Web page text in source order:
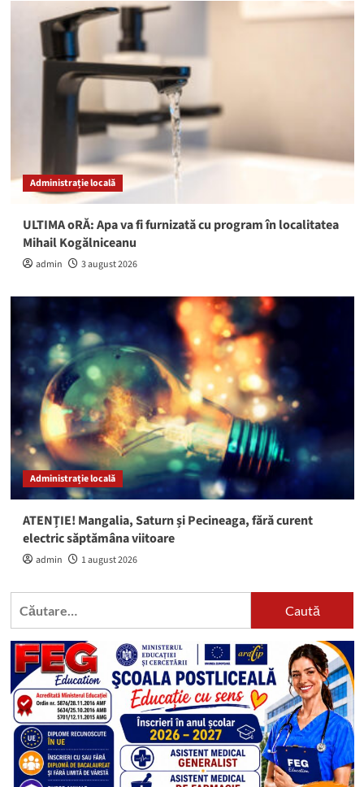
Administrație locală
ULTIMA oRĂ: Apa va fi furnizată cu program în localitatea
Mihail Kogălniceanu
admin 3 august 2026
Administrație locală
ATENȚIE! Mangalia, Saturn și Pecineaga, fără curent
electric săptămâna viitoare
admin 1 august 2026
Caută